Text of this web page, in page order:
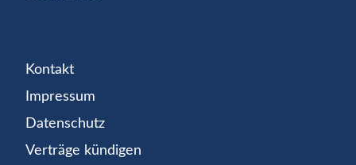
Kontakt
Impressum
Datenschutz
Verträge kündigen